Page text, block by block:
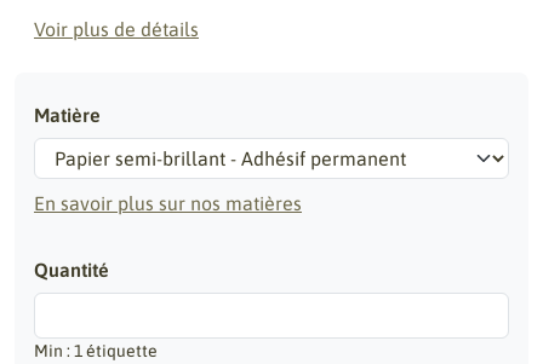
Voir plus de détails
Matière
En savoir plus sur nos matières
Quantité
Min : 1 étiquette